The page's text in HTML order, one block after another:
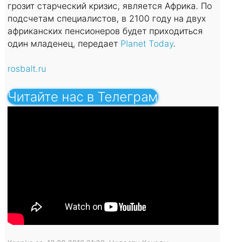
грозит старческий кризис, является Африка. По
подсчетам специалистов, в 2100 году на двух
африканских пенсионеров будет приходиться
один младенец, передает Planet Today.
rosbalt.ru
Читайте нас в Телеграм